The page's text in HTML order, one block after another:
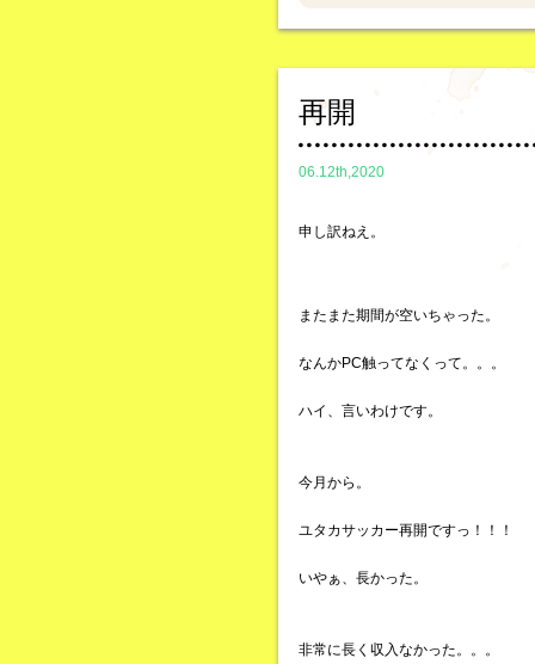
再開
06.12th,2020
申し訳ねえ。
またまた期間が空いちゃった。
なんかPC触ってなくって。。。
ハイ、言いわけです。
今月から。
ユタカサッカー再開ですっ！！！
いやぁ、長かった。
非常に長く収入なかった。。。